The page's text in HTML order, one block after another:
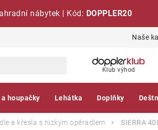
nábytek | Kód: DOPPLER20
Naše
Klub výhod
houpačky Lehátka Doplňky
a křesla s nízkým opěradlem
SIERRA